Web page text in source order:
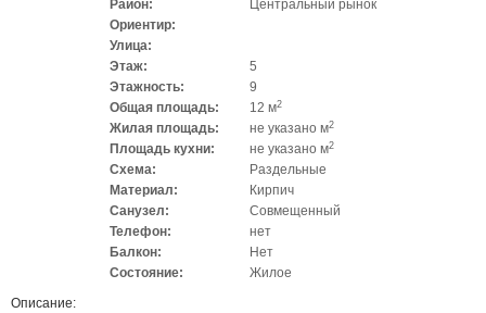
Район:
Центральный рынок
Ориентир:
Улица:
Этаж:
5
Этажность:
9
Общая площадь:
12 м2
Жилая площадь: не указано м2
Площадь кухни: не указано м2
Схема:
Раздельные
Материал:
Кирпич
Санузел:
Совмещенный
Телефон:
нет
Балкон:
Нет
Состояние:
Жилое
Описание: